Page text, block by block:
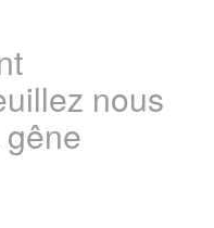
nous